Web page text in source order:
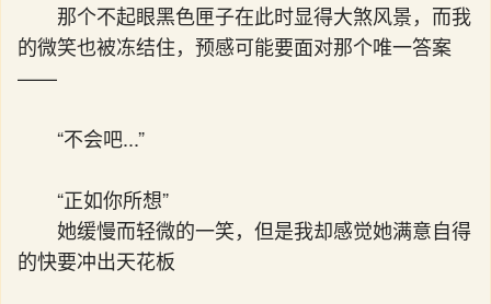
那个不起眼黑色匣子在此时显得大煞风景，而我
的微笑也被冻结住，预感可能要面对那个唯一答案
——
“不会吧...”
“正如你所想”
她缓慢而轻微的一笑，但是我却感觉她满意自得
的快要冲出天花板